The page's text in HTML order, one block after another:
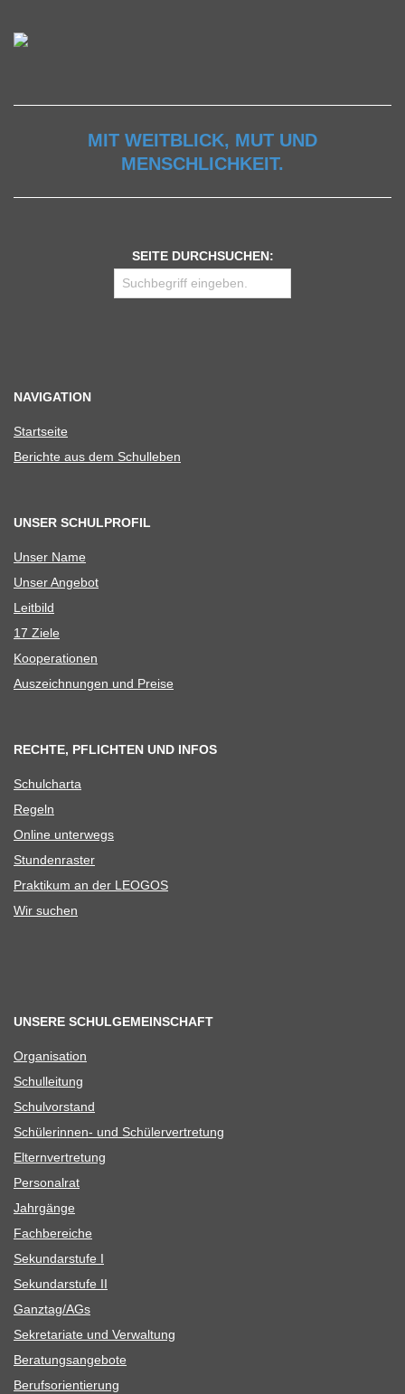
MIT WEITBLICK, MUT UND
MENSCHLICHKEIT.
SEITE DURCHSUCHEN:
NAVIGATION
Start­seite
Berichte aus dem Schulleben
UNSER SCHULPROFIL
Unser Name
Unser Ange­bot
Leit­bild
17 Ziele
Koope­ra­tio­nen
Aus­zeich­nun­gen und Preise
RECHTE, PFLICHTEN UND INFOS
Schul­charta
Regeln
Online unter­wegs
Stun­den­ras­ter
Prak­ti­kum an der LEOGOS
Wir suchen
UNSERE SCHULGEMEINSCHAFT
Orga­ni­sa­tion
Schul­lei­tung
Schul­vor­stand
Schü­le­rin­nen- und Schülervertretung
Eltern­ver­tre­tung
Per­so­nal­rat
Jahr­gänge
Fach­be­rei­che
Sekun­dar­stufe I
Sekun­dar­stufe II
Ganztag/​​AGs
Sekre­ta­riate und Verwaltung
Bera­tungs­an­ge­bote
Berufs­ori­en­tie­rung